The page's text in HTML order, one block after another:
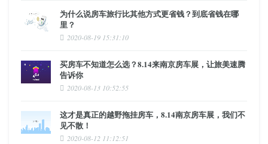
为什么说房车旅行比其他方式更省钱？到底省钱在哪
里？
2020-08-19 15:31:10
买房车不知道怎么选？8.14来南京房车展，让旅美速腾
告诉你
2020-08-13 10:52:55
这才是真正的越野拖挂房车，8.14南京房车展，我们不
见不散！
2020-08-12 11:12:51